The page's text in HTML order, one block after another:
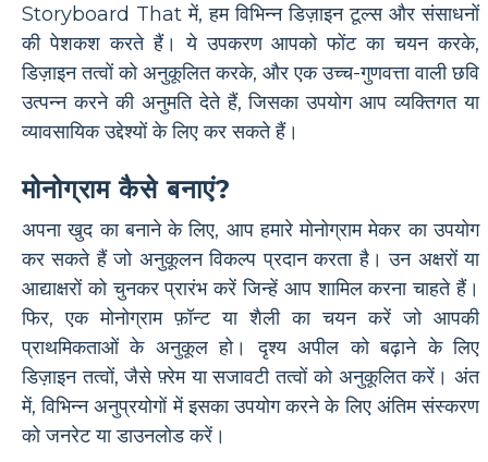
Storyboard That में, हम विभिन्न डिज़ाइन टूल्स और संसाधनों
की पेशकश करते हैं। ये उपकरण आपको फोंट का चयन करके,
डिज़ाइन तत्वों को अनुकूलित करके, और एक उच्च-गुणवत्ता वाली छवि
उत्पन्न करने की अनुमति देते हैं, जिसका उपयोग आप व्यक्तिगत या
व्यावसायिक उद्देश्यों के लिए कर सकते हैं।
मोनोग्राम कैसे बनाएं?
अपना खुद का बनाने के लिए, आप हमारे मोनोग्राम मेकर का उपयोग
कर सकते हैं जो अनुकूलन विकल्प प्रदान करता है। उन अक्षरों या
आद्याक्षरों को चुनकर प्रारंभ करें जिन्हें आप शामिल करना चाहते हैं।
फिर, एक मोनोग्राम फ़ॉन्ट या शैली का चयन करें जो आपकी
प्राथमिकताओं के अनुकूल हो। दृश्य अपील को बढ़ाने के लिए
डिज़ाइन तत्वों, जैसे फ़्रेम या सजावटी तत्वों को अनुकूलित करें। अंत
में, विभिन्न अनुप्रयोगों में इसका उपयोग करने के लिए अंतिम संस्करण
को जनरेट या डाउनलोड करें।